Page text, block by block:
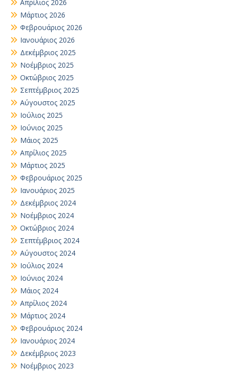
Απρίλιος 2026
Μάρτιος 2026
Φεβρουάριος 2026
Ιανουάριος 2026
Δεκέμβριος 2025
Νοέμβριος 2025
Οκτώβριος 2025
Σεπτέμβριος 2025
Αύγουστος 2025
Ιούλιος 2025
Ιούνιος 2025
Μάιος 2025
Απρίλιος 2025
Μάρτιος 2025
Φεβρουάριος 2025
Ιανουάριος 2025
Δεκέμβριος 2024
Νοέμβριος 2024
Οκτώβριος 2024
Σεπτέμβριος 2024
Αύγουστος 2024
Ιούλιος 2024
Ιούνιος 2024
Μάιος 2024
Απρίλιος 2024
Μάρτιος 2024
Φεβρουάριος 2024
Ιανουάριος 2024
Δεκέμβριος 2023
Νοέμβριος 2023